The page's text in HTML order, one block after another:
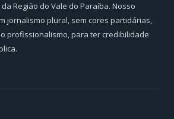
Região do Vale do Paraíba. Nosso
jornalismo plural, sem cores partidárias,
profissionalismo, para ter credibilidade